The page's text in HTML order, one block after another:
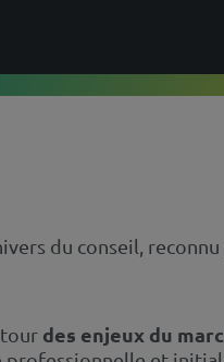
du conseil,
des enjeux du